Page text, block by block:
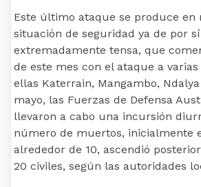
Este último ataque se produce en
situación de seguridad ya de por sí
extremadamente tensa, que
de este mes con el ataque a
ellas Katerrain, Mangambo,
mayo, las Fuerzas de Defensa
llevaron a cabo una incursión
número de muertos, inicialmente
alrededor de 10, ascendió
20 civiles, según las autoridades